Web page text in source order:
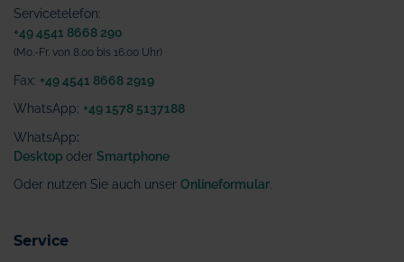
Servicetelefon:
+49 4541 8668 290
(Mo.-Fr. von 8.00 bis 16.00 Uhr)
Fax: +49 4541 8668 2919
WhatsApp: +49 1578 5137188
WhatsApp:
Desktop oder Smartphone
Oder nutzen Sie auch unser Onlineformular
Service